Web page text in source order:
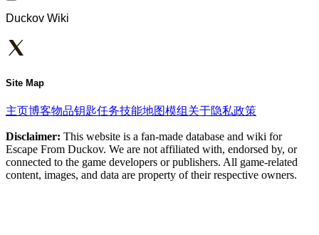
Duckov Wiki
Site Map
主页博客物品钥匙任务技能地图模组 关于隐私政策
Disclaimer: This website is a fan-made database and wiki for
Escape From Duckov. We are not affiliated with, endorsed by, or
connected to the game developers or publishers. All game-related
content, images, and data are property of their respective owners.